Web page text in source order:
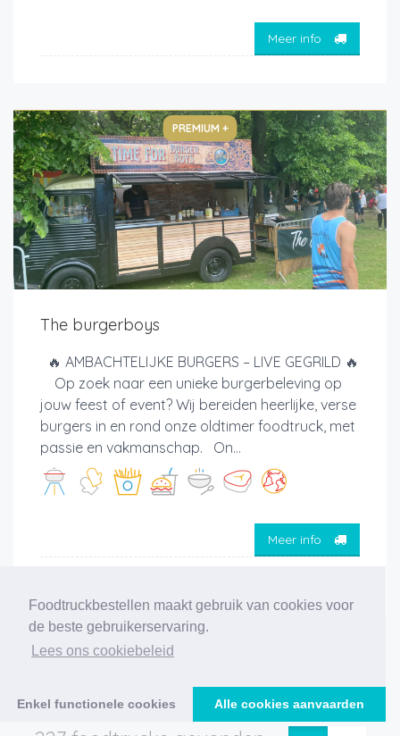
Foodtruckbestellen maakt gebruik van cookies voor
de beste gebruikerservaring.
Lees ons cookiebeleid
Enkel functionele cookies Alle cookies aanvaarden
Meer info
PREMIUM +
The burgerboys
🔥 AMBACHTELIJKE BURGERS – LIVE GEGRILD 🔥
Op zoek naar een unieke burgerbeleving op
jouw feest of event? Wij bereiden heerlijke, verse
burgers in en rond onze oldtimer foodtruck, met
passie en vakmanschap. On...
Meer info
1 2 3 4 5